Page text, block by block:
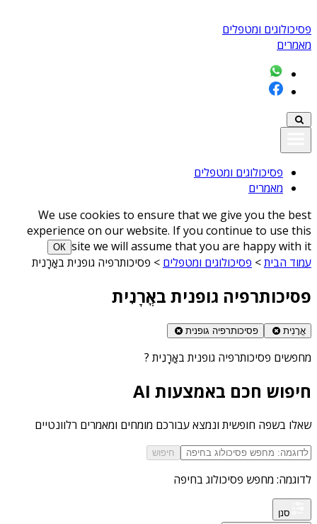
פסיכולוגים ומטפלים
מאמרים
פסיכולוגים ומטפלים
מאמרים
We use cookies to ensure that we give you the best
experience on our website. If you continue to use this
site we will assume that you are happy with it
ОК
עמוד הבית> פסיכולוגים ומטפלים > פסיכותרפיה גופנית באֳרָנִית
פסיכותרפיה גופנית באֳרָנִית
אֳרָנִית פסיכותרפיה גופנית
מחפשים פסיכותרפיה גופנית באֳרָנִית ?
חיפוש חכם באמצעות AI
שאלו בשפה חופשית ונמצא עבורכם מומחים ומאמרים רלוונטיים
חיפוש
לדוגמה: מחפש פסיכולוג בחיפה
סנן